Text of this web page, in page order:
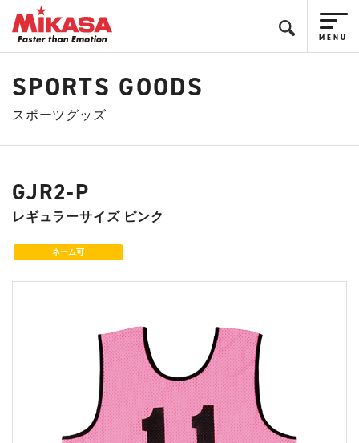
SPORTS GOODS
スポーツグッズ
GJR2-P
レギュラーサイズ ピンク
ネーム可